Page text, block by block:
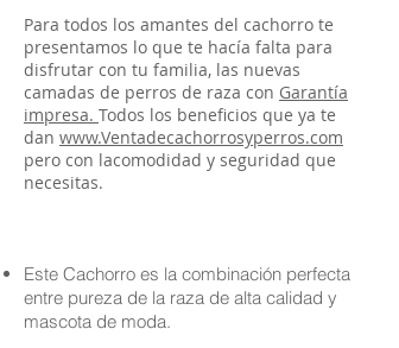
Para todos los amantes del cachorro te
presentamos lo que te hacía falta para
disfrutar con tu familia, las nuevas
camadas de perros de raza con Garantía
impresa. Todos los beneficios que ya te
dan www.Ventadecachorrosyperros.com
pero con lacomodidad y seguridad que
necesitas.
Este Cachorro es la combinación perfecta
entre pureza de la raza de alta calidad y
mascota de moda.